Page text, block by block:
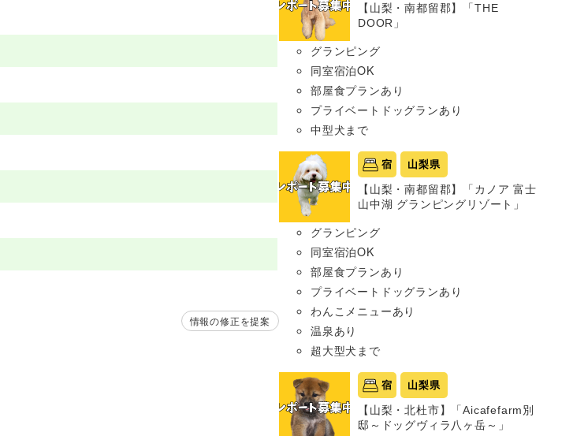
情報の修正を提案
【山梨・南都留郡】「THE
DOOR」
グランピング
同室宿泊OK
部屋食プランあり
プライベートドッグランあり
中型犬まで
宿 山梨県
【山梨・南都留郡】「カノア 富士
山中湖 グランピングリゾート」
グランピング
同室宿泊OK
部屋食プランあり
プライベートドッグランあり
わんこメニューあり
温泉あり
超大型犬まで
宿 山梨県
【山梨・北杜市】「Aicafefarm別
邸～ドッグヴィラ八ヶ岳～」